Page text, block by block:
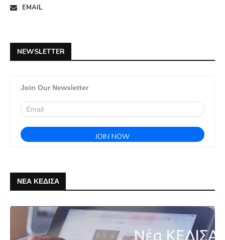
EMAIL
NEWSLETTER
Join Our Newsletter
ΝΕΑ ΚΕΔΙΣΑ